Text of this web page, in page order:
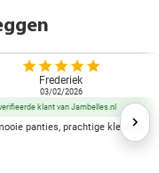
Frederiek
03/02/2026
klant van Jambelles.nl
panties, prachtige kleuren!